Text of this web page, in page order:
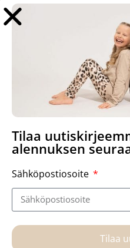
Neva paita, Delhi
Tilaa
alennuksen
Sähköpostiosoite
Tilaa